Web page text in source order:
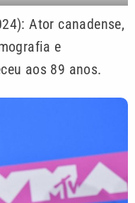
Ator canadense,
e
aos 89 anos.